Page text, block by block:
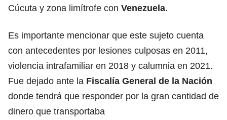
Cúcuta y zona limítrofe con Venezuela.
Es importante mencionar que este sujeto cuenta
con antecedentes por lesiones culposas en 2011,
violencia intrafamiliar en 2018 y calumnia en 2021.
Fue dejado ante la Fiscalía General de la Nación
donde tendrá que responder por la gran cantidad de
dinero que transportaba